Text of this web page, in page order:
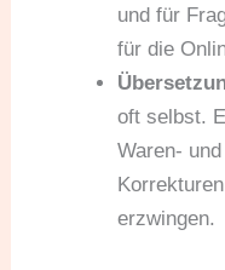
und für
für die
oft selbst.
Waren-
erzwingen.